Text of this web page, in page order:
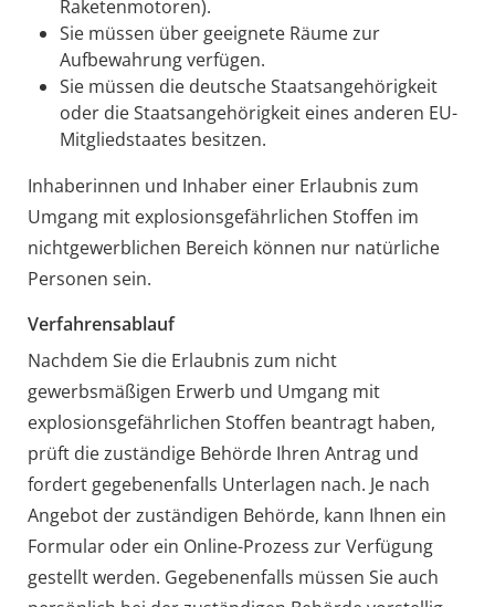
Raketenmotoren).
Sie müssen über geeignete Räume zur
Aufbewahrung verfügen.
Sie müssen die deutsche Staatsangehörigkeit
oder die Staatsangehörigkeit eines anderen EU-
Mitgliedstaates besitzen.
Inhaberinnen und Inhaber einer Erlaubnis zum
Umgang mit explosionsgefährlichen Stoffen im
nichtgewerblichen Bereich können nur natürliche
Personen sein.
Verfahrensablauf
Nachdem Sie die Erlaubnis zum nicht
gewerbsmäßigen Erwerb und Umgang mit
explosionsgefährlichen Stoffen beantragt haben,
prüft die zuständige Behörde Ihren Antrag und
fordert gegebenenfalls Unterlagen nach. Je nach
Angebot der zuständigen Behörde, kann Ihnen ein
Formular oder ein Online-Prozess zur Verfügung
gestellt werden. Gegebenenfalls müssen Sie auch